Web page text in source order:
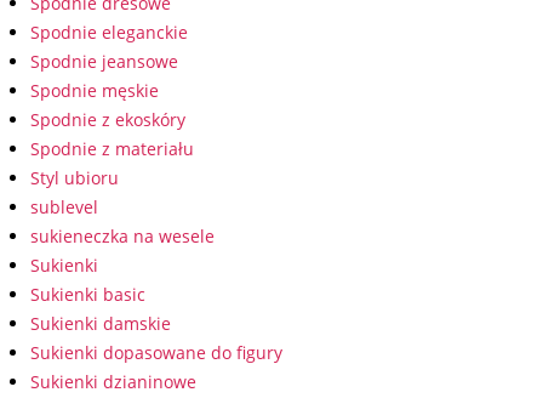
Spodnie eleganckie
Spodnie jeansowe
Spodnie męskie
Spodnie z ekoskóry
Spodnie z materiału
Styl ubioru
sublevel
sukieneczka na wesele
Sukienki
Sukienki basic
Sukienki damskie
Sukienki dopasowane do figury
Sukienki dzianinowe